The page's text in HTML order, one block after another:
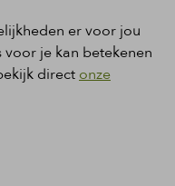
er voor jou
voor je kan betekenen
directonze